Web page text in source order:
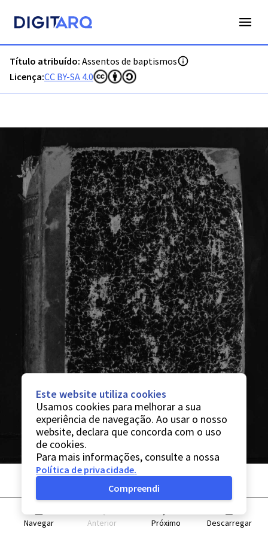
Título atribuído: Assentos de baptismos
Licença:CC BY-SA 4.0
Navegar Anterior Próximo Descarregar
Este website utiliza cookies
Usamos cookies para melhorar a sua
experiência de navegação. Ao usar o nosso
website, declara que concorda com o uso
de cookies.
Para mais informações, consulte a nossa
Política de privacidade.
Compreendi